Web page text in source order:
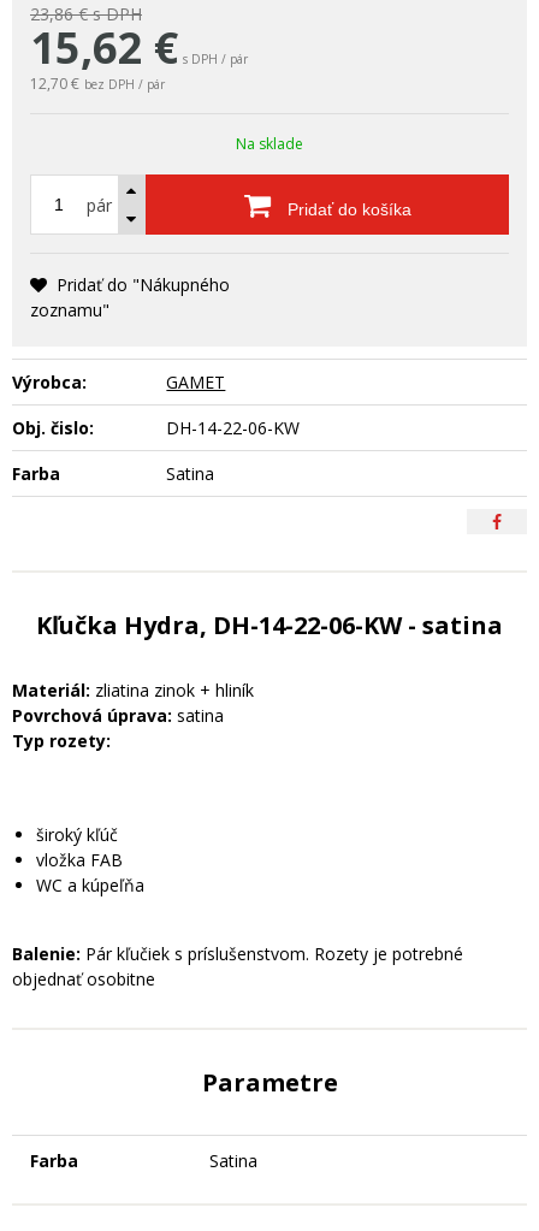
23,86 €s DPH
15,62 € s DPH / pár
12,70 € bez DPH / pár
Na sklade
pár Pridať do košíka
Pridať do "Nákupného
zoznamu"
Výrobca:
GAMET
Obj. čislo:
DH-14-22-06-KW
Farba
Satina
Kľučka Hydra, DH-14-22-06-KW - satina
Materiál: zliatina zinok + hliník
Povrchová úprava: satina
Typ rozety:
široký kľúč
vložka FAB
WC a kúpeľňa
Balenie: Pár kľučiek s príslušenstvom. Rozety je potrebné
objednať osobitne
Parametre
Farba Satina